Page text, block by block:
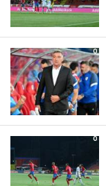
0
0